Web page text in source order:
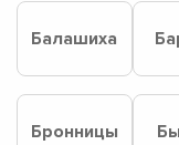
Балашиха
Бронницы